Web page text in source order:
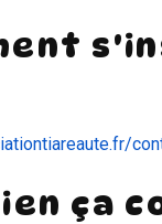
ça